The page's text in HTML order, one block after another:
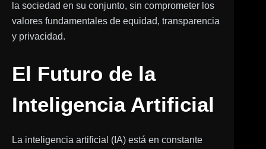
la sociedad en su conjunto, sin comprometer los
valores fundamentales de equidad, transparencia
y privacidad.
El Futuro de la
Inteligencia Artificial
La inteligencia artificial (IA) está en constante